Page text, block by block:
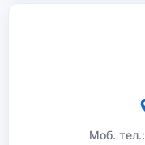
Моб. тел.: